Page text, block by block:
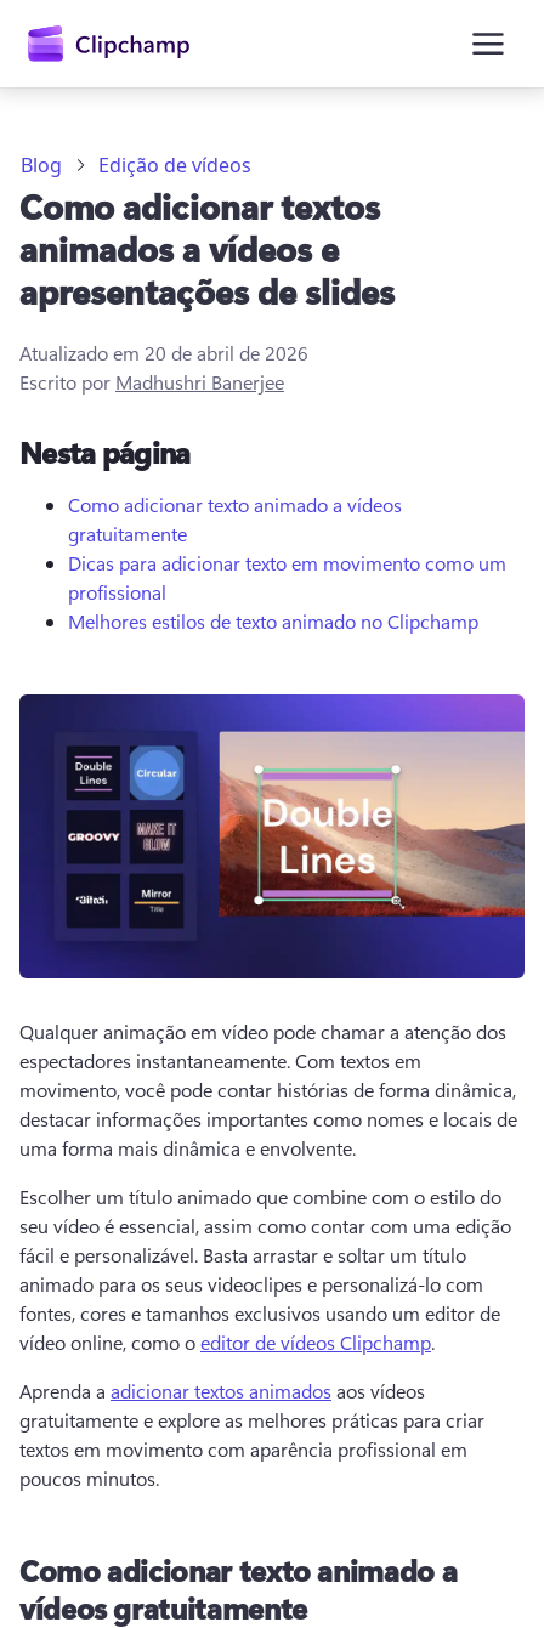
conteúdo
principal
Entrar
Blog Edição de vídeos
Como adicionar textos
animados a vídeos e
apresentações de slides
Atualizado em 20 de abril de 2026
Escrito por Madhushri Banerjee
Nesta página
Como adicionar texto animado a vídeos
gratuitamente
Dicas para adicionar texto em movimento como um
profissional
Melhores estilos de texto animado no Clipchamp
Qualquer animação em vídeo pode chamar a atenção dos
espectadores instantaneamente. Com textos em
movimento, você pode contar histórias de forma dinâmica,
destacar informações importantes como nomes e locais de
uma forma mais dinâmica e envolvente.
Escolher um título animado que combine com o estilo do
seu vídeo é essencial, assim como contar com uma edição
fácil e personalizável. Basta arrastar e soltar um título
animado para os seus videoclipes e personalizá-lo com
fontes, cores e tamanhos exclusivos usando um editor de
vídeo online, como o editor de vídeos Clipchamp.
Aprenda a adicionar textos animados aos vídeos
gratuitamente e explore as melhores práticas para criar
textos em movimento com aparência profissional em
poucos minutos.
Como adicionar texto animado a
vídeos gratuitamente